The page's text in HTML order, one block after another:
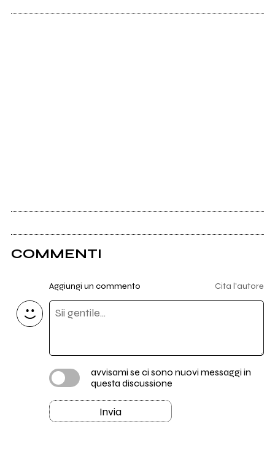
COMMENTI
Aggiungi un commento Cita l'autore
avvisami se ci sono nuovi messaggi in
questa discussione
Invia